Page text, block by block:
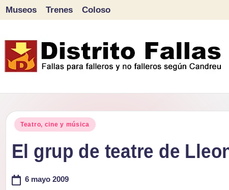
contenido
Museos Trenes Coloso
Publicado
Teatro, cine y música
El grup de teatre de
6 mayo 2009